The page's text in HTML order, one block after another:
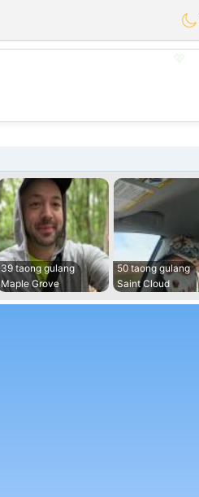
39 taong gulang
Maple Grove
50 taong gulang
Saint Cloud